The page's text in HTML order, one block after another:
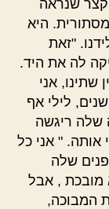
שנראה
היא
"זאת
לה את היד.
אני
לילי אף
שלה ריגשה
אותה. " אני כל
שלה
מובכת , אבל
המבוכה,